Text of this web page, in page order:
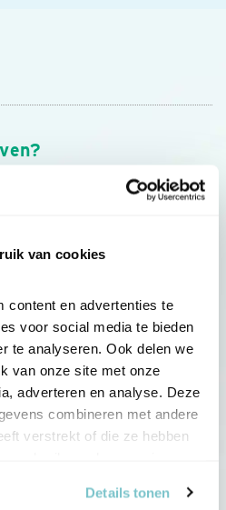
van cookies
content en advertenties te
voor social media te bieden
te analyseren. Ook delen we
van onze site met onze
adverteren en analyse. Deze
combineren met andere
verstrekt of die ze hebben
Details tonen
inspiratie, acties en tips
van Vogelbescherming.